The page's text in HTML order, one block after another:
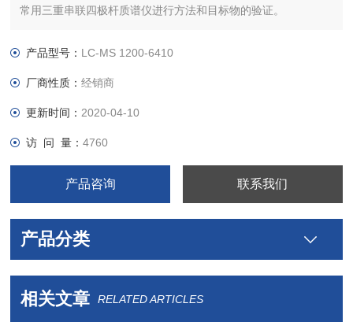
常用三重串联四极杆质谱仪进行方法和目标物的验证。
产品型号： LC-MS 1200-6410
厂商性质：经销商
更新时间： 2020-04-10
访 问 量：4760
产品咨询 联系我们
产品分类
相关文章 RELATED ARTICLES